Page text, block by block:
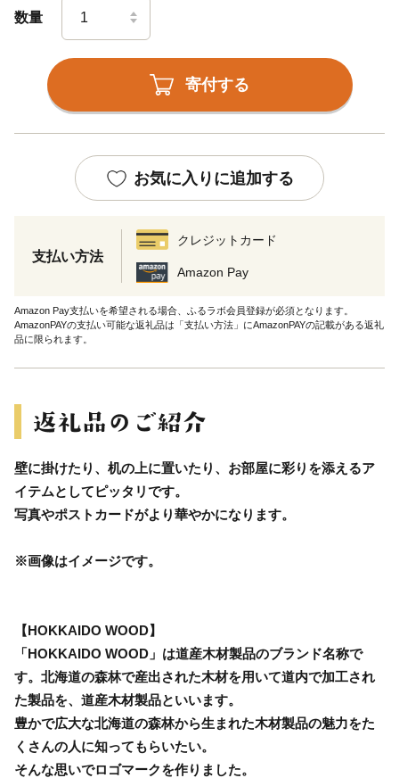
数量
寄付する
お気に入りに追加する
支払い方法
クレジットカード
Amazon Pay
Amazon Pay支払いを希望される場合、ふるラボ会員登録が必須となります。
AmazonPAYの支払い可能な返礼品は「支払い方法」にAmazonPAYの記載がある返礼
品に限られます。
壁に掛けたり、机の上に置いたり、お部屋に彩りを添えるア
イテムとしてピッタリです。
写真やポストカードがより華やかになります。
※画像はイメージです。
【HOKKAIDO WOOD】
「HOKKAIDO WOOD」は道産木材製品のブランド名称で
す。北海道の森林で産出された木材を用いて道内で加工され
た製品を、道産木材製品といいます。
豊かで広大な北海道の森林から生まれた木材製品の魅力をた
くさんの人に知ってもらいたい。
そんな思いでロゴマークを作りました。